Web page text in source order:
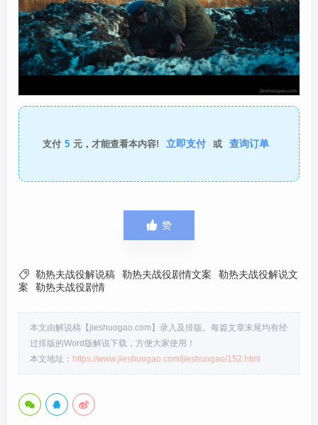
支付 5 元，才能查看本内容! 立即支付 或 查询订单
 赞
 勒热夫战役解说稿 勒热夫战役剧情文案
勒热夫战役解说文
案
勒热夫战役剧情
本文由解说稿【jieshuogao.com】录入及排版。每篇文章末尾均有经
过排版的Word版解说下载，方便大家使用！
本文地址： https://www.jieshuogao.com/jieshuogao/152.html